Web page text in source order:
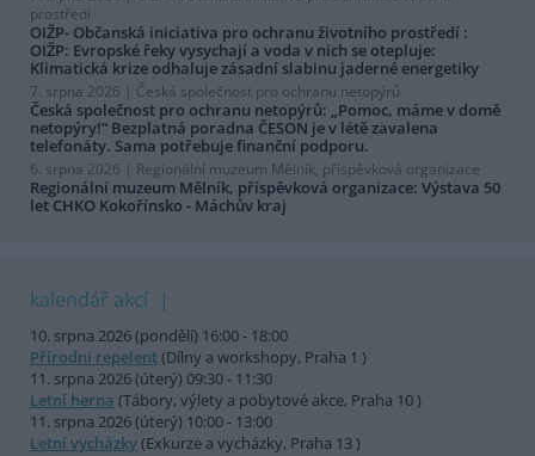
prostředí
OIŽP- Občanská iniciativa pro ochranu životního prostředí :
OIŽP: Evropské řeky vysychají a voda v nich se otepluje:
Klimatická krize odhaluje zásadní slabinu jaderné energetiky
7. srpna 2026 | Česká společnost pro ochranu netopýrů
Česká společnost pro ochranu netopýrů: „Pomoc, máme v domě
netopýry!“ Bezplatná poradna ČESON je v létě zavalena
telefonáty. Sama potřebuje finanční podporu.
6. srpna 2026 | Regionální muzeum Mělník, příspěvková organizace
Regionální muzeum Mělník, příspěvková organizace: Výstava 50
let CHKO Kokořínsko - Máchův kraj
kalendář akcí
10. srpna 2026 (pondělí) 16:00 - 18:00
Přírodní repelent(Dílny a workshopy, Praha 1 )
11. srpna 2026 (úterý) 09:30 - 11:30
Letní herna (Tábory, výlety a pobytové akce, Praha 10 )
11. srpna 2026 (úterý) 10:00 - 13:00
Letní vycházky(Exkurze a vycházky, Praha 13 )